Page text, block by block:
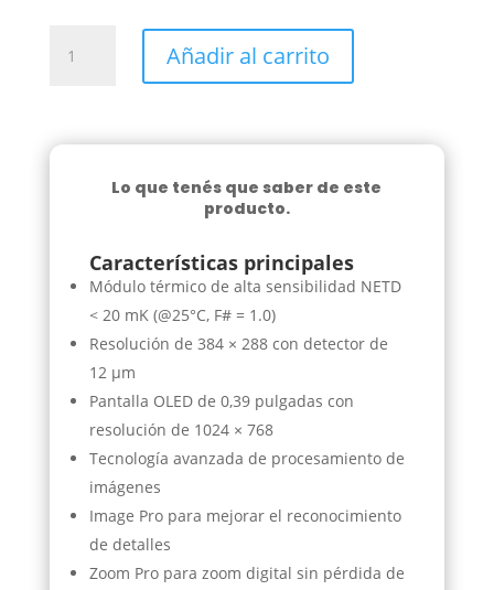
térmico
CH25L
telemetro
Añadir al carrito
Lo que tenés que saber de este
producto.
Características principales
Módulo térmico de alta sensibilidad NETD
< 20 mK (@25°C, F# = 1.0)
Resolución de 384 × 288 con detector de
12 μm
Pantalla OLED de 0,39 pulgadas con
resolución de 1024 × 768
Tecnología avanzada de procesamiento de
imágenes
Image Pro para mejorar el reconocimiento
de detalles
Zoom Pro para zoom digital sin pérdida de